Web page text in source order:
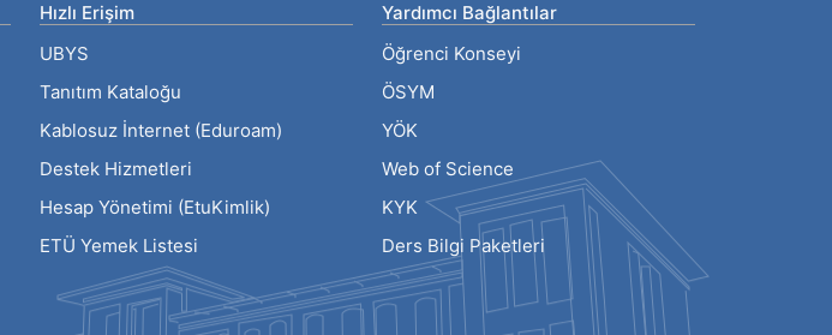
Hızlı Erişim
UBYS
Tanıtım Kataloğu
Kablosuz İnternet (Eduroam)
Destek Hizmetleri
Hesap Yönetimi (EtuKimlik)
ETÜ Yemek Listesi
Yardımcı Bağlantılar
Öğrenci Konseyi
ÖSYM
YÖK
Web of Science
KYK
Ders Bilgi Paketleri